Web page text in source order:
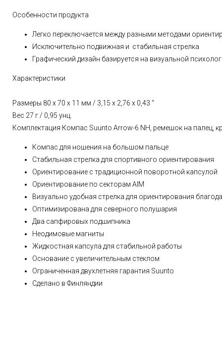
Особенности продукта
Легко переключается между разными методами
Исключительно подвижная и стабильная стрелка
Графический дизайн базируется на визуальной
Характеристики
Размеры 80 x 70 x 11 мм / 3,15 x 2,76 x 0,43 “
Вес 27 г / 0,95 унц.
Комплектация Компас Suunto Arrow-6 NH, ремешок на палец,
Компас для ношения на большом пальце
Стабильная стрелка для спортивного ориентирования
Ориентирование с традиционной поворотной капсулой
Ориентирование по секторам AIM
Визуально удобная стрелка для ориентирования
Оптимизирована для северного полушария
Два сапфировых подшипника
Неодимовые магниты
Жидкостная капсула для стабильной работы
Основание с увеличительным стеклом
Ограниченная двухлетняя гарантия Suunto
Сделано в Финляндии